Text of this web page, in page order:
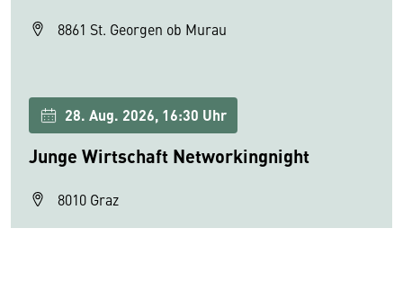
8861 St. Georgen ob Murau
28. Aug. 2026, 16:30 Uhr
Junge Wirtschaft Networkingnight
8010 Graz